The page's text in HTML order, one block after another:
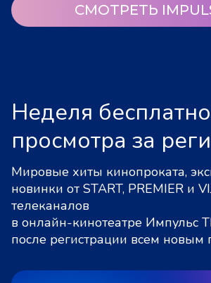
СМОТРЕТЬ
Неделя
просмотра за
Мировые хиты кинопроката,
новинки от START, PREMIER и
телеканалов
в онлайн-кинотеатре Импульс
после регистрации всем новым